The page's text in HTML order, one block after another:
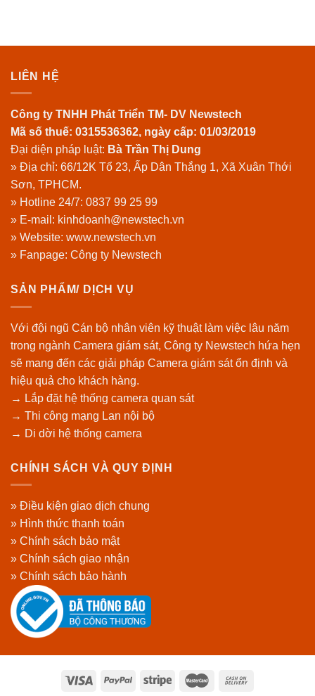
LIÊN HỆ
Công ty TNHH Phát Triển TM- DV Newstech
Mã số thuế: 0315536362, ngày cấp: 01/03/2019
Đại diện pháp luật: Bà Trần Thị Dung
» Địa chỉ: 66/12K Tổ 23, Ấp Dân Thắng 1, Xã Xuân Thới
Sơn, TPHCM.
» Hotline 24/7: 0837 99 25 99
» E-mail: kinhdoanh@newstech.vn
» Website: www.newstech.vn
» Fanpage: Công ty Newstech
SẢN PHẨM/ DỊCH VỤ
Với đội ngũ Cán bộ nhân viên kỹ thuật làm việc lâu năm
trong ngành Camera giám sát, Công ty Newstech hứa hẹn
sẽ mang đến các giải pháp Camera giám sát ổn định và
hiệu quả cho khách hàng.
→ Lắp đặt hệ thống camera quan sát
→ Thi công mạng Lan nội bộ
→ Di dời hệ thống camera
CHÍNH SÁCH VÀ QUY ĐỊNH
» Điều kiện giao dịch chung
» Hình thức thanh toán
» Chính sách bảo mật
» Chính sách giao nhận
» Chính sách bảo hành